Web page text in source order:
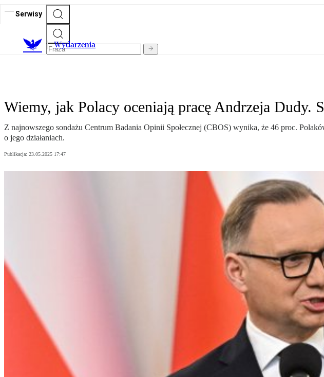
Serwisy
Wydarzenia
Wiemy, jak Polacy oceniają pracę Andrzeja Dudy.
Z najnowszego sondażu Centrum Badania Opinii Społecznej (CBOS) wynika, że 46 proc.
o jego działaniach.
Publikacja: 23.05.2025 17:47